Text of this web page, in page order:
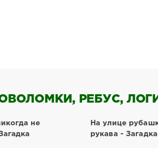
РЕБУС,
не
На улице
рукава - Загадка